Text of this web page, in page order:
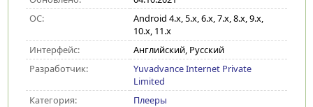
ОС:
Android 4.x, 5.x, 6.x, 7.x, 8.x, 9.x,
10.x, 11.x
Интерфейс:
Английский, Русский
Разработчик:
Yuvadvance Internet Private
Limited
Категория:
Плееры